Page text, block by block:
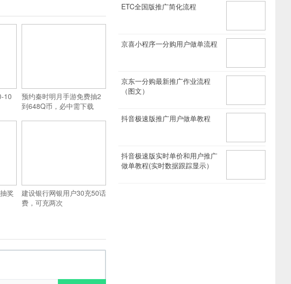
10
预约秦时明月手游免费抽2
到648Q币，必中需下载
奖
建设银行网银用户30充50话
费，可充两次
ETC全国版推广简化流程
京喜小程序一分购用户做单流程
京东一分购最新推广作业流程
（图文）
抖音极速版推广用户做单教程
抖音极速版实时单价和用户推广
做单教程(实时数据跟踪显示）